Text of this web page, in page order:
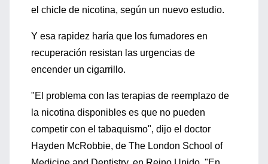
el chicle de nicotina, según un nuevo estudio.
Y esa rapidez haría que los fumadores en
recuperación resistan las urgencias de
encender un cigarrillo.
"El problema con las terapias de reemplazo de
la nicotina disponibles es que no pueden
competir con el tabaquismo", dijo el doctor
Hayden McRobbie, de The London School of